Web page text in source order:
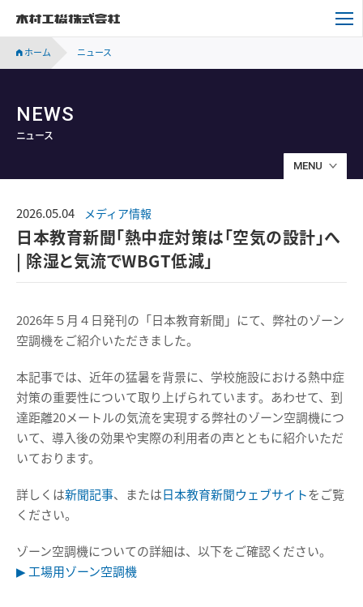
ホーム ニュース
NEWS
ニュース
2026.05.04 メディア情報
日本教育新聞「熱中症対策は「空気の設計」へ
| 除湿と気流でWBGT低減」
2026年５月４日発刊の「日本教育新聞」にて、弊社のゾーン
空調機をご紹介いただきました。
本記事では、近年の猛暑を背景に、学校施設における熱中症
対策の重要性について取り上げられています。あわせて、到
達距離20メートルの気流を実現する弊社のゾーン空調機につ
いて、導入後の効果や実際の利用者の声とともに紹介いただ
いております。
詳しくは新聞記事、または日本教育新聞ウェブサイトをご覧
ください。
ゾーン空調機についての詳細は、以下をご確認ください。
▶ 工場用ゾーン空調機
MENU